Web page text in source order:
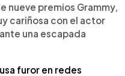
nueve premios Grammy,
cariñosa con el actor
una escapada
furor en redes